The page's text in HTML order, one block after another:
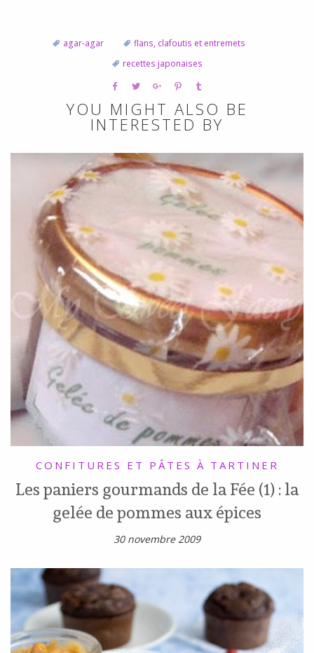
agar-agar
flans, clafoutis et entremets
recettes japonaises
YOU MIGHT ALSO BE
INTERESTED BY
CONFITURES ET PÂTES À TARTINER
Les paniers gourmands de la Fée (1) : la
gelée de pommes aux épices
30 novembre 2009